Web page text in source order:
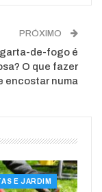
PRÓXIMO
de-fogo é
O que fazer
encostar numa
E JARDIM